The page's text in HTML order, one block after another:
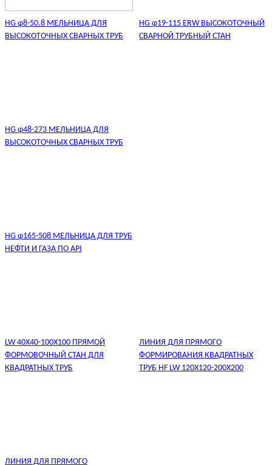
HG φ8-50.8 МЕЛЬНИЦА ДЛЯ
ВЫСОКОТОЧНЫХ СВАРНЫХ ТРУБ
HG φ19-115 ERW ВЫСОКОТОЧНЫЙ
СВАРНОЙ ТРУБНЫЙ СТАН
HG φ48-273 МЕЛЬНИЦА ДЛЯ
ВЫСОКОТОЧНЫХ СВАРНЫХ ТРУБ
HG φ165-508 МЕЛЬНИЦА ДЛЯ ТРУБ
НЕФТИ И ГАЗА ПО API
LW 40X40-100X100 ПРЯМОЙ
ФОРМОВОЧНЫЙ СТАН ДЛЯ
КВАДРАТНЫХ ТРУБ
ЛИНИЯ ДЛЯ ПРЯМОГО
ФОРМИРОВАНИЯ КВАДРАТНЫХ
ТРУБ HF LW 120X120-200X200
ЛИНИЯ ДЛЯ ПРЯМОГО